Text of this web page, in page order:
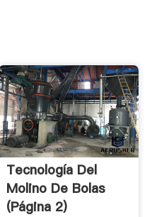
Tecnología Del
Molino De Bolas
(página 2)